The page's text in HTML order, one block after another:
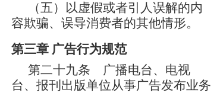
（五）以虚假或者引人误解的内
容欺骗、误导消费者的其他情形。
第三章 广告行为规范
第二十九条 广播电台、电视
台、报刊出版单位从事广告发布业务